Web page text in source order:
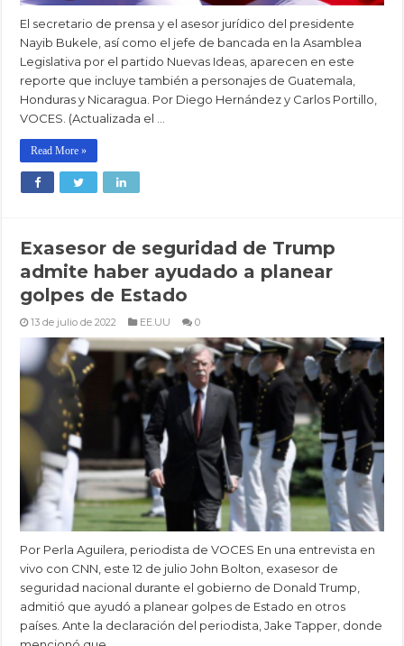
El secretario de prensa y el asesor jurídico del presidente
Nayib Bukele, así como el jefe de bancada en la Asamblea
Legislativa por el partido Nuevas Ideas, aparecen en este
reporte que incluye también a personajes de Guatemala,
Honduras y Nicaragua. Por Diego Hernández y Carlos Portillo,
VOCES. (Actualizada el …
Read More »
Exasesor de seguridad de Trump
admite haber ayudado a planear
golpes de Estado
13 de julio de 2022 EE.UU 0
Por Perla Aguilera, periodista de VOCES En una entrevista en
vivo con CNN, este 12 de julio John Bolton, exasesor de
seguridad nacional durante el gobierno de Donald Trump,
admitió que ayudó a planear golpes de Estado en otros
países. Ante la declaración del periodista, Jake Tapper, donde